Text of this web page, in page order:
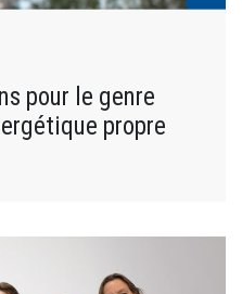
pour le genre
propre